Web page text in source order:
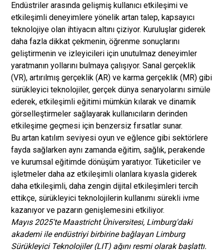
Endüstriler arasında gelişmiş kullanıcı etkileşimi ve
etkileşimli deneyimlere yönelik artan talep, kapsayıcı
teknolojiye olan ihtiyacın altını çiziyor. Kuruluşlar giderek
daha fazla dikkat çekmenin, öğrenme sonuçlarını
geliştirmenin ve izleyicileri için unutulmaz deneyimler
yaratmanın yollarını bulmaya çalışıyor. Sanal gerçeklik
(VR), artırılmış gerçeklik (AR) ve karma gerçeklik (MR) gibi
sürükleyici teknolojiler, gerçek dünya senaryolarını simüle
ederek, etkileşimli eğitimi mümkün kılarak ve dinamik
görselleştirmeler sağlayarak kullanıcıların derinden
etkileşime geçmesi için benzersiz fırsatlar sunar.
Bu artan katılım seviyesi oyun ve eğlence gibi sektörlere
fayda sağlarken aynı zamanda eğitim, sağlık, perakende
ve kurumsal eğitimde dönüşüm yaratıyor. Tüketiciler ve
işletmeler daha az etkileşimli olanlara kıyasla giderek
daha etkileşimli, daha zengin dijital etkileşimleri tercih
ettikçe, sürükleyici teknolojilerin kullanımı sürekli ivme
kazanıyor ve pazarın genişlemesini etkiliyor.
Mayıs 2025'te Maastricht Üniversitesi, Limburg'daki
akademi ile endüstriyi birbirine bağlayan Limburg
Sürükleyici Teknolojiler (LIT) ağını resmi olarak başlattı.